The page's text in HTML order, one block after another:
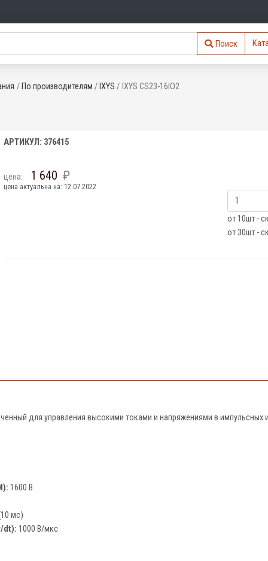
Поиск
По производителям IXYS IXYS CS23-16IO2
АРТИКУЛ: 376415
цена: 1 640
цена актуальна на: 12.07.2022
от 10шт -
от 30шт -
для управления высокими токами и напряжениями в импульсных
1600 В
мс)
dt): 1000 В/мкс